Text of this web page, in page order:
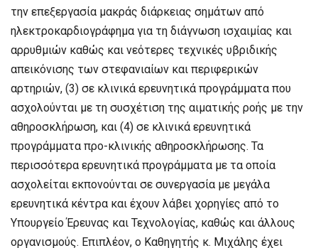
την επεξεργασία μακράς διάρκειας σημάτων από
ηλεκτροκαρδιογράφημα για τη διάγνωση ισχαιμίας και
αρρυθμιών καθώς και νεότερες τεχνικές υβριδικής
απεικόνισης των στεφανιαίων και περιφερικών
αρτηριών, (3) σε κλινικά ερευνητικά προγράμματα που
ασχολούνται με τη συσχέτιση της αιματικής ροής με την
αθηροσκλήρωση, και (4) σε κλινικά ερευνητικά
προγράμματα προ-κλινικής αθηροσκλήρωσης. Τα
περισσότερα ερευνητικά προγράμματα με τα οποία
ασχολείται εκπονούνται σε συνεργασία με μεγάλα
ερευνητικά κέντρα και έχουν λάβει χορηγίες από το
Υπουργείο Έρευνας και Τεχνολογίας, καθώς και άλλους
οργανισμούς. Επιπλέον, ο Καθηγητής κ. Μιχάλης έχει